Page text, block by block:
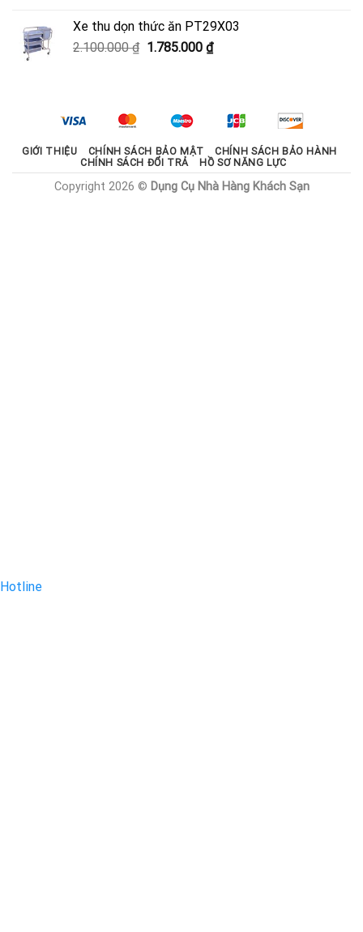
2.000.000 ₫.là:
1.800.000 ₫.
Xe thu dọn thức ăn PT29X03
2.100.000₫ Giá
1.785.000 ₫Giá
1.785.000 ₫.
GIỚI THIỆU CHÍNH SÁCH BẢO MẬT
CHÍNH SÁCH BẢO HÀNH
CHÍNH SÁCH ĐỔI TRẢ
HỒ SƠ NĂNG LỰC
Copyright 2026 © Dụng Cụ Nhà Hàng Khách Sạn
Hotline